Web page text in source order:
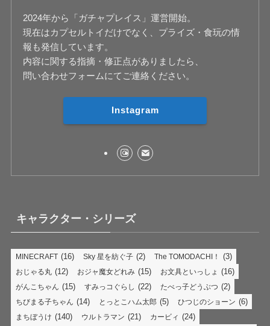
2024年から「ガチャプレイス」運営開始。
現在はカプセルトイだけでなく、プライズ・食玩の情
報も発信しています。
内容に関する指摘・修正点がありましたら、
問い合わせフォームにてご連絡ください。
Instagram
キャラクター・シリーズ
MINECRAFT (16) Sky 星を紡ぐ子 (2) The TOMODACHI！ (3)
おじゃる丸 (12) おジャ魔女どれみ (15) お文具といっしょ (16)
がんこちゃん (15) すみっコぐらし (22) たべっ子どうぶつ (2)
ちびまる子ちゃん (14) とっとこハム太郎 (5) ひつじのショーン (6)
まちぼうけ (140) ウルトラマン (21) カービィ (24)